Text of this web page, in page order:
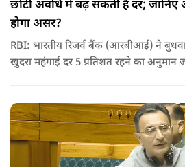
छोटी अवधि में बढ़ सकती है दर;
होगा असर?
RBI: भारतीय रिजर्व बैंक (आरबीआई) ने
खुदरा महंगाई दर 5 प्रतिशत रहने का अनुमान